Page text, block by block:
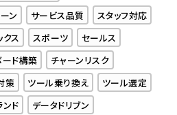
ン
サービス品質
スタッフ対応
クス スポーツ
セールス
ード構築
チャーンリスク
策 ツール乗り換え
ツール選定
ンド
データドリブン